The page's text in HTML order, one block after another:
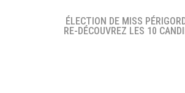
ÉLECTION DE MISS
RE-DÉCOUVREZ LES 10